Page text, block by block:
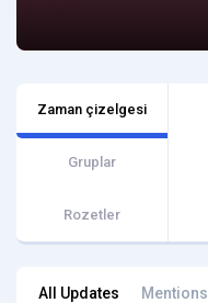
Zaman çizelgesi
Gruplar
Rozetler
All Updates Mentions